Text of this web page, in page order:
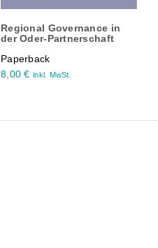
Regional Governance in
der Oder-Partnerschaft
Paperback
8,00€ inkl. MwSt.